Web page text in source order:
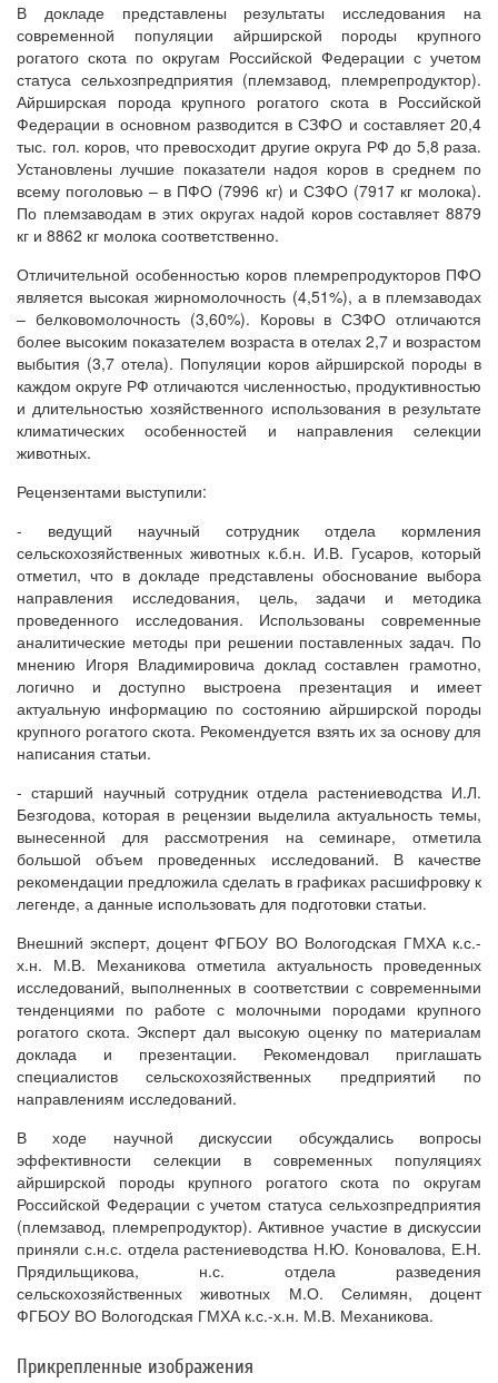
В докладе представлены результаты исследования на
современной популяции айрширской породы крупного
рогатого скота по округам Российской Федерации с учетом
статуса сельхозпредприятия (племзавод, племрепродуктор).
Айрширская порода крупного рогатого скота в Российской
Федерации в основном разводится в СЗФО и составляет 20,4
тыс. гол. коров, что превосходит другие округа РФ до 5,8 раза.
Установлены лучшие показатели надоя коров в среднем по
всему поголовью – в ПФО (7996 кг) и СЗФО (7917 кг молока).
По племзаводам в этих округах надой коров составляет 8879
кг и 8862 кг молока соответственно.
Отличительной особенностью коров племрепродукторов ПФО
является высокая жирномолочность (4,51%), а в племзаводах
– белковомолочность (3,60%). Коровы в СЗФО отличаются
более высоким показателем возраста в отелах 2,7 и возрастом
выбытия (3,7 отела). Популяции коров айрширской породы в
каждом округе РФ отличаются численностью, продуктивностью
и длительностью хозяйственного использования в результате
климатических особенностей и направления селекции
животных.
Рецензентами выступили:
- ведущий научный сотрудник отдела кормления
сельскохозяйственных животных к.б.н. И.В. Гусаров, который
отметил, что в докладе представлены обоснование выбора
направления исследования, цель, задачи и методика
проведенного исследования. Использованы современные
аналитические методы при решении поставленных задач. По
мнению Игоря Владимировича доклад составлен грамотно,
логично и доступно выстроена презентация и имеет
актуальную информацию по состоянию айрширской породы
крупного рогатого скота. Рекомендуется взять их за основу для
написания статьи.
- старший научный сотрудник отдела растениеводства И.Л.
Безгодова, которая в рецензии выделила актуальность темы,
вынесенной для рассмотрения на семинаре, отметила
большой объем проведенных исследований. В качестве
рекомендации предложила сделать в графиках расшифровку к
легенде, а данные использовать для подготовки статьи.
Внешний эксперт, доцент ФГБОУ ВО Вологодская ГМХА к.с.-
х.н. М.В. Механикова отметила актуальность проведенных
исследований, выполненных в соответствии с современными
тенденциями по работе с молочными породами крупного
рогатого скота. Эксперт дал высокую оценку по материалам
доклада и презентации. Рекомендовал приглашать
специалистов сельскохозяйственных предприятий по
направлениям исследований.
В ходе научной дискуссии обсуждались вопросы
эффективности селекции в современных популяциях
айрширской породы крупного рогатого скота по округам
Российской Федерации с учетом статуса сельхозпредприятия
(племзавод, племрепродуктор). Активное участие в дискуссии
приняли с.н.с. отдела растениеводства Н.Ю. Коновалова, Е.Н.
Прядильщикова, н.с. отдела разведения
сельскохозяйственных животных М.О. Селимян, доцент
ФГБОУ ВО Вологодская ГМХА к.с.-х.н. М.В. Механикова.
Прикрепленные изображения